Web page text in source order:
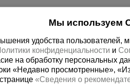
Мы используем
удобства
конфиденциальности и
на обработку персональных
«Недавно просмотренные»,
странице «Сведения о